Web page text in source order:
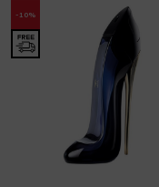
-10%